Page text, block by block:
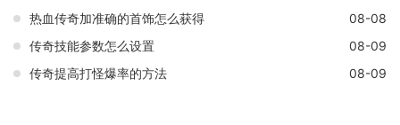
热血传奇加准确的首饰怎么获得
08-08
传奇技能参数怎么设置
08-09
传奇提高打怪爆率的方法
08-09